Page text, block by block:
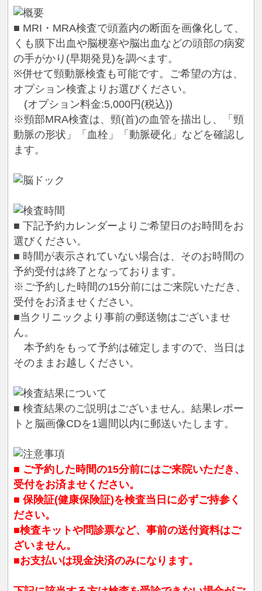
■ MRI・MRA検査で頭蓋内の断面を画像化して、
くも膜下出血や脳梗塞や脳出血などの頭部の病変
の手がかり(早期発見)を調べます。
※併せて頸動脈検査も可能です。ご希望の方は、
オプション検査よりお選びください。
(オプション料金:5,000円(税込))
※頸部MRA検査は、頸(首)の血管を描出し、「頸
動脈の形状」「血栓」「動脈硬化」などを確認し
ます。
■ 下記予約カレンダーよりご希望日のお時間をお
選びください。
■ 時間が表示されていない場合は、そのお時間の
予約受付は終了となっております。
※ご予約した時間の15分前にはご来院いただき、
受付をお済ませください。
■当クリニックより事前の郵送物はございませ
ん。
本予約をもって予約は確定しますので、当日は
そのままお越しください。
■ 検査結果のご説明はございません。結果レポー
トと脳画像CDを1週間以内に郵送いたします。
■ ご予約した時間の15分前にはご来院いただき、
受付をお済ませください。
■ 保険証(健康保険証)を検査当日に必ずご持参く
ださい。
■検査キットや問診票など、事前の送付資料はご
ざいません。
■お支払いは現金決済のみになります。